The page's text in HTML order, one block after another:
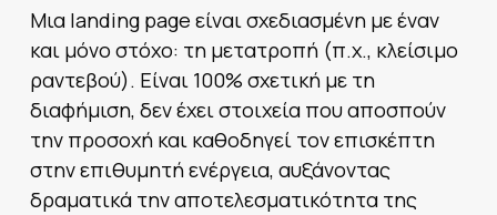
Μια landing page είναι σχεδιασμένη με έναν
και μόνο στόχο: τη μετατροπή (π.χ., κλείσιμο
ραντεβού). Είναι 100% σχετική με τη
διαφήμιση, δεν έχει στοιχεία που αποσπούν
την προσοχή και καθοδηγεί τον επισκέπτη
στην επιθυμητή ενέργεια, αυξάνοντας
δραματικά την αποτελεσματικότητα της